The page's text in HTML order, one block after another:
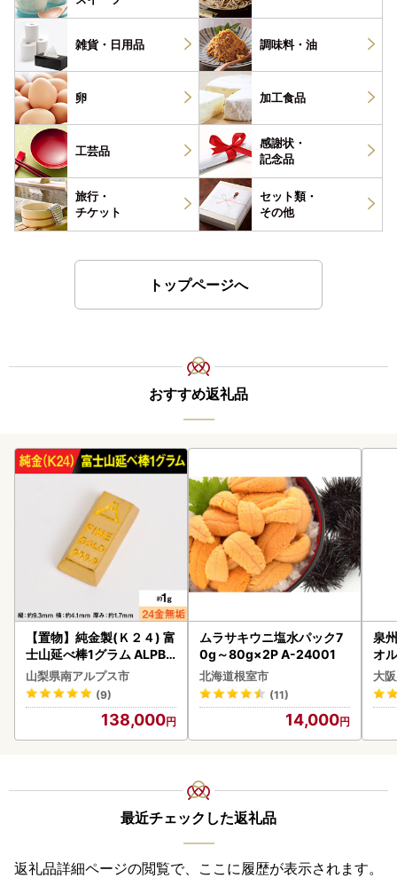
雑貨・ 日用品 調味料・ 油
卵 加工食品
工芸品
感謝状・
記念品
旅行・
チケット
セット類・
その他
トップページへ
おすすめ返礼品
【置物】純金製(Ｋ２４) 富
士山延べ棒1グラム ALPBK
180
山梨県南アルプス市
(9)
138,000
ムラサキウニ塩水パック7
0g～80g×2P A-24001
北海道根室市
(11)
14,000
泉
オ
大
最近チェックした返礼品
返礼品詳細ページの閲覧で、ここに履歴が表示されます。